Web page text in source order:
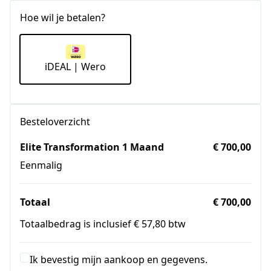
Hoe wil je betalen?
iDEAL | Wero
Besteloverzicht
Elite Transformation 1 Maand
Eenmalig
€ 700,00
Totaal
€ 700,00
Totaalbedrag is inclusief € 57,80 btw
Ik bevestig mijn aankoop en gegevens.